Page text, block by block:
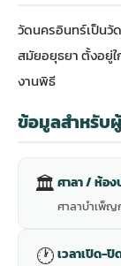
วัดนครอินทร์เป็นวั
สมัยอยุธยา ตั้งอยู่ใ
งานพิธี
ข้อมูลสำหรับ
🏛 ศาลา / ห้อ
ศาลาบำเพ็ญ
🕐 เวลาเปิด-ปิ